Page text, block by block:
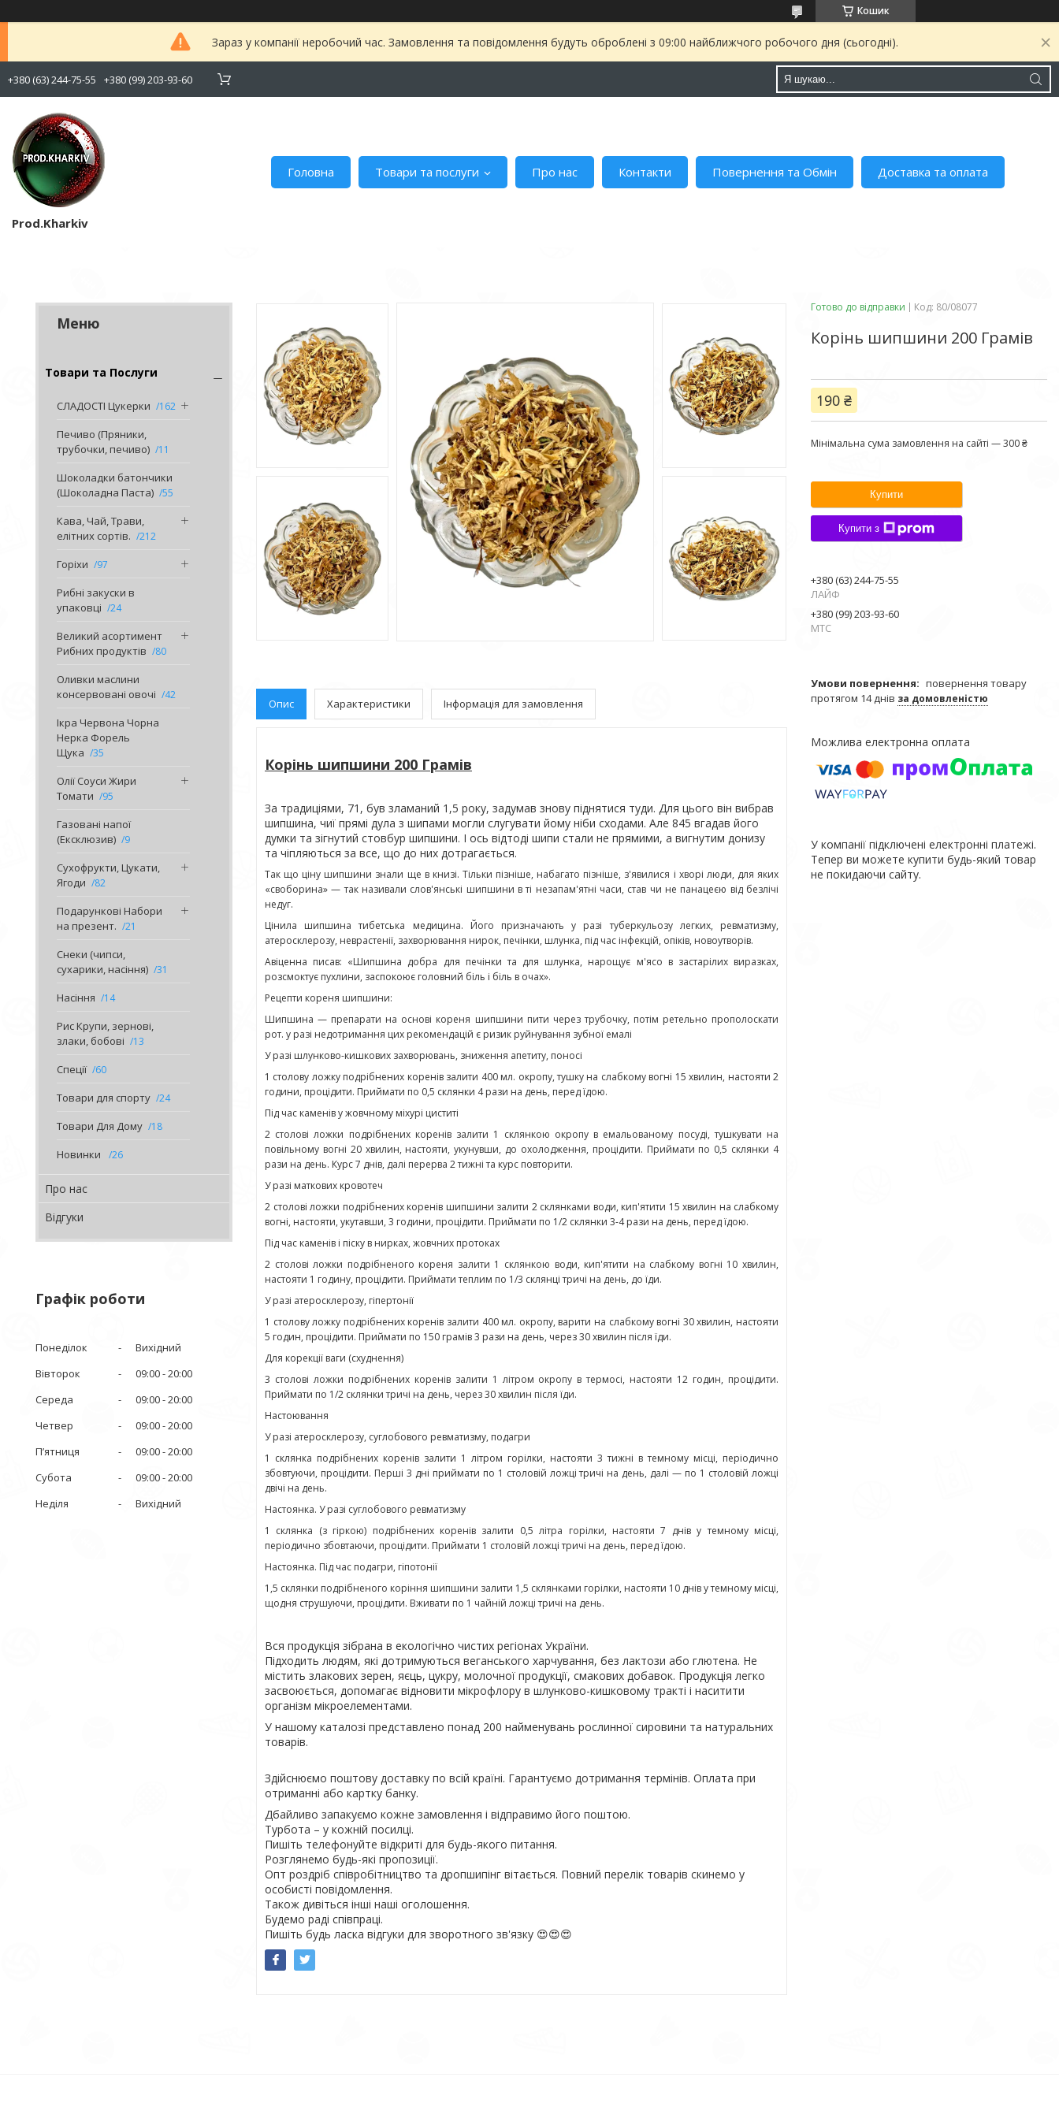
Кошик
Зараз у компанії неробочий час. Замовлення та повідомлення будуть оброблені з 09:00 найближчого робочого дня (сьогодні).
+380 (63) 244-75-55 +380 (99) 203-93-60
Prod.Kharkiv
Головна Товари та послуги Про нас Контакти Повернення та Обмін Доставка та оплата
Товари та Послуги
СЛАДОСТІ Цукерки 162
Печиво (Пряники,
трубочки, печиво)
11
Шоколадки батончики
(Шоколадна Паста)
55
Кава, Чай, Трави,
елітних сортів.
212
Горіхи 97
Рибні закуски в
упаковці
24
Великий асортимент
Рибних продуктів
80
Оливки маслини
консервовані овочі
42
Ікра Червона Чорна
Нерка Форель
Щука
35
Олії Соуси Жири
Томати
95
Газовані напої
(Ексклюзив)
9
Сухофрукти, Цукати,
Ягоди
82
Подарункові Набори
на презент.
21
Снеки (чипси,
сухарики, насіння)
31
Насіння 14
Рис Крупи, зернові,
злаки, бобові
13
Спеції 60
Товари для спорту 24
Товари Для Дому 18
Новинки 26
Про нас
Відгуки
Графік роботи
Понеділок
Вихідний
Вівторок
09:00 20:00
Середа
09:00 20:00
Четвер
09:00 20:00
Пʼятниця
09:00 20:00
Субота
09:00 20:00
Неділя
Вихідний
Опис Характеристики Інформація для замовлення
Корінь шипшини 200 Грамів
За традиціями, 71, був зламаний 1,5 року, задумав знову піднятися туди. Для цього він вибрав
шипшина, чиї прямі дула з шипами могли слугувати йому ніби сходами. Але 845 вгадав його
думки та зігнутий стовбур шипшини. І ось відтоді шипи стали не прямими, а вигнутим донизу
та чіпляються за все, що до них дотрагається.
Так що ціну шипшини знали ще в книзі. Тільки пізніше, набагато пізніше, з'явилися і хворі люди, для яких
«своборина» — так називали слов'янські шипшини в ті незапам'ятні часи, став чи не панацеєю від безлічі
недуг.
Цінила шипшина тибетська медицина. Його призначають у разі туберкульозу легких, ревматизму,
атеросклерозу, неврастенії, захворювання нирок, печінки, шлунка, під час інфекцій, опіків, новоутворів.
Авіценна писав: «Шипшина добра для печінки та для шлунка, нарощує м'ясо в застарілих виразках,
розсмоктує пухлини, заспокоює головний біль і біль в очах».
Рецепти кореня шипшини:
Шипшина — препарати на основі кореня шипшини пити через трубочку, потім ретельно прополоскати
рот. у разі недотримання цих рекомендацій є ризик руйнування зубної емалі
У разі шлунково-кишкових захворювань, зниження апетиту, поносі
1 столову ложку подрібнених коренів залити 400 мл. окропу, тушку на слабкому вогні 15 хвилин, настояти 2
години, процідити. Приймати по 0,5 склянки 4 рази на день, перед їдою.
Під час каменів у жовчному міхурі циститі
2 столові ложки подрібнених коренів залити 1 склянкою окропу в емальованому посуді, тушкувати на
повільному вогні 20 хвилин, настояти, укунувши, до охолодження, процідити. Приймати по 0,5 склянки 4
рази на день. Курс 7 днів, далі перерва 2 тижні та курс повторити.
У разі маткових кровотеч
2 столові ложки подрібнених коренів шипшини залити 2 склянками води, кип'ятити 15 хвилин на слабкому
вогні, настояти, укутавши, 3 години, процідити. Приймати по 1/2 склянки 3-4 рази на день, перед їдою.
Під час каменів і піску в нирках, жовчних протоках
2 столові ложки подрібненого кореня залити 1 склянкою води, кип'ятити на слабкому вогні 10 хвилин,
настояти 1 годину, процідити. Приймати теплим по 1/3 склянці тричі на день, до їди.
У разі атеросклерозу, гіпертонії
1 столову ложку подрібнених коренів залити 400 мл. окропу, варити на слабкому вогні 30 хвилин, настояти
5 годин, процідити. Приймати по 150 грамів 3 рази на день, через 30 хвилин після їди.
Для корекції ваги (схуднення)
3 столові ложки подрібнених коренів залити 1 літром окропу в термосі, настояти 12 годин, процідити.
Приймати по 1/2 склянки тричі на день, через 30 хвилин після їди.
Настоювання
У разі атеросклерозу, суглобового ревматизму, подагри
1 склянка подрібнених коренів залити 1 літром горілки, настояти 3 тижні в темному місці, періодично
збовтуючи, процідити. Перші 3 дні приймати по 1 столовій ложці тричі на день, далі — по 1 столовій ложці
двічі на день.
Настоянка. У разі суглобового ревматизму
1 склянка (з гіркою) подрібнених коренів залити 0,5 літра горілки, настояти 7 днів у темному місці,
періодично збовтаючи, процідити. Приймати 1 столовій ложці тричі на день, перед їдою.
Настоянка. Під час подагри, гіпотонії
1,5 склянки подрібненого коріння шипшини залити 1,5 склянками горілки, настояти 10 днів у темному місці,
щодня струшуючи, процідити. Вживати по 1 чайній ложці тричі на день.
Вся продукція зібрана в екологічно чистих регіонах України.
Підходить людям, які дотримуються веганського харчування, без лактози або глютена. Не
містить злакових зерен, яєць, цукру, молочної продукції, смакових добавок. Продукція легко
засвоюється, допомагає відновити мікрофлору в шлунково-кишковому тракті і наситити
організм мікроелементами.
У нашому каталозі представлено понад 200 найменувань рослинної сировини та натуральних
товарів.
Здійснюємо поштову доставку по всій країні. Гарантуємо дотримання термінів. Оплата при
отриманні або картку банку.
Дбайливо запакуємо кожне замовлення і відправимо його поштою.
Турбота – у кожній посилці.
Пишіть телефонуйте відкриті для будь-якого питання.
Розглянемо будь-які пропозиції.
Опт роздріб співробітництво та дропшипінг вітається. Повний перелік товарів скинемо у
особисті повідомлення.
Також дивіться інші наші оголошення.
Будемо раді співпраці.
Пишіть будь ласка відгуки для зворотного зв'язку 😍😍😍
Готово до відправки Код: 80/08077
Корінь шипшини 200 Грамів
190 ₴
Мінімальна сума замовлення на сайті — 300 ₴
Купити
Купити з
+380 (63) 244-75-55
ЛАЙФ
+380 (99) 203-93-60
МТС
повернення товару
протягом 14 днів за домовленістю
У компанії підключені електронні платежі.
Тепер ви можете купити будь-який товар
не покидаючи сайту.